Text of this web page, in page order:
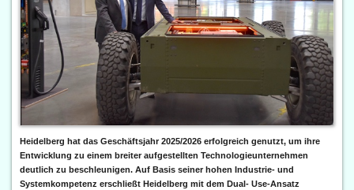
Heidelberg hat das Geschäftsjahr 2025/2026 erfolgreich genutzt, um ihre
Entwicklung zu einem breiter aufgestellten Technologieunternehmen
deutlich zu beschleunigen. Auf Basis seiner hohen Industrie- und
Systemkompetenz erschließt Heidelberg mit dem Dual- Use-Ansatz